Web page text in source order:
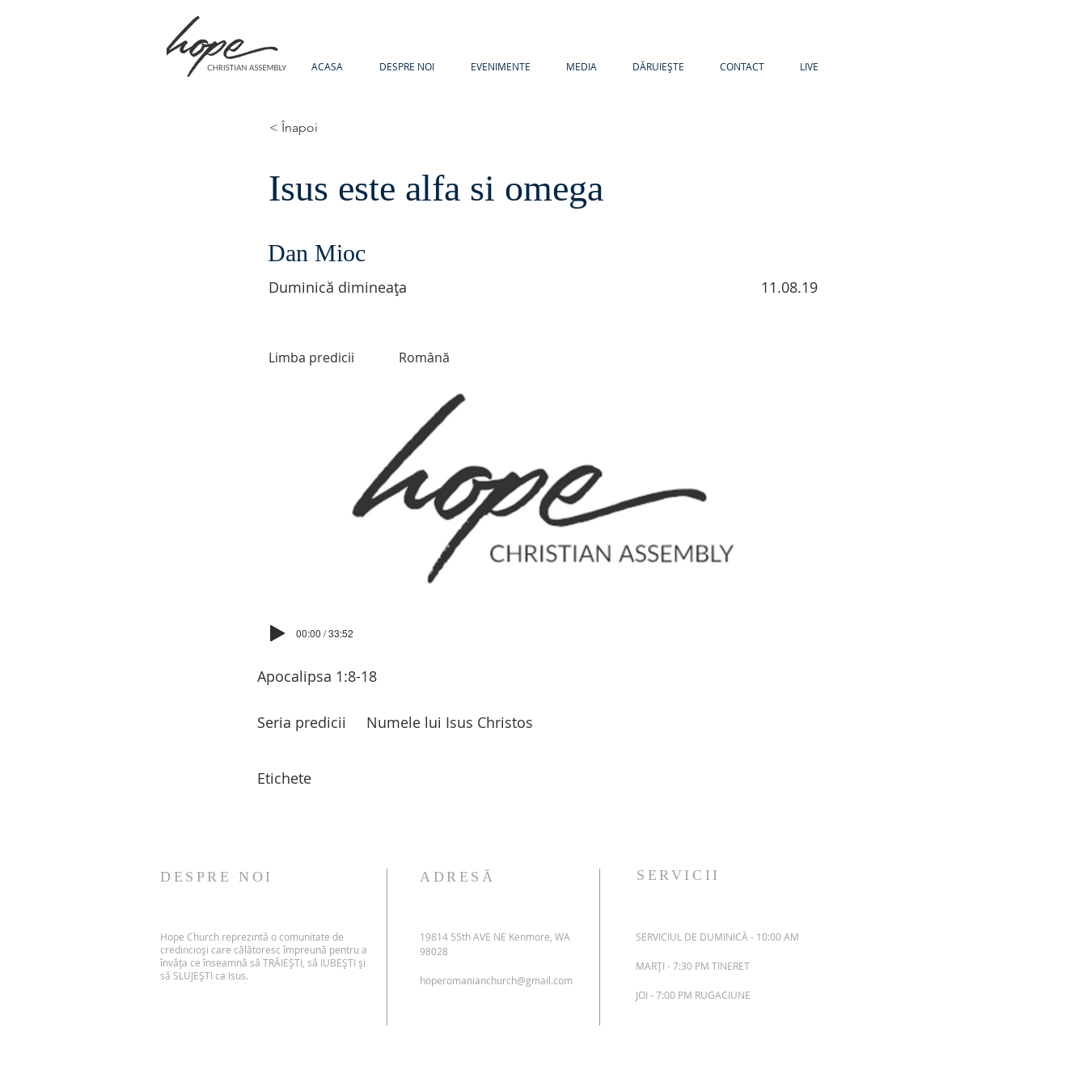
ACASA DESPRE NOI EVENIMENTE MEDIA DĂRUIEȘTE CONTACT LIVE
< Înapoi
Isus este alfa si omega
Dan Mioc
Duminică dimineața 11.08.19
Limba predicii Română
00:00 / 33:52
Apocalipsa 1:8-18
Numele lui Isus Christos
Seria predicii
Etichete
DESPRE NOI
Hope Church reprezintă o comunitate de
credincioși care călătoresc împreună pentru a
învăța ce înseamnă să TRĂIEȘTI, să IUBEȘTI și
să SLUJEȘTI ca Isus.
ADRESĂ
19814 55th AVE NE Kenmore, WA
98028
hoperomanianchurch@gmail.com
SERVICII
SERVICIUL DE DUMINICĂ - 10:00 AM
MARȚI - 7:30 PM TINERET
JOI - 7:00 PM RUGACIUNE